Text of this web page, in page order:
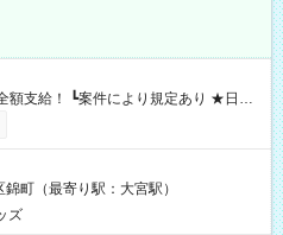
いたその日に現金GET♪ お仕事後はコ
とせます！ 【試用期間】試
町（最寄り駅：大宮駅）
ズ